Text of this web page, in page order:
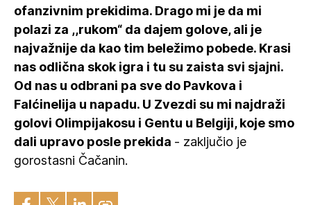
ofanzivnim prekidima. Drago mi je da mi
polazi za ,,rukom“ da dajem golove, ali je
najvažnije da kao tim beležimo pobede. Krasi
nas odlična skok igra i tu su zaista svi sjajni.
Od nas u odbrani pa sve do Pavkova i
Falćinelija u napadu. U Zvezdi su mi najdraži
golovi Olimpijakosu i Gentu u Belgiji, koje smo
dali upravo posle prekida - zaključio je
gorostasni Čačanin.